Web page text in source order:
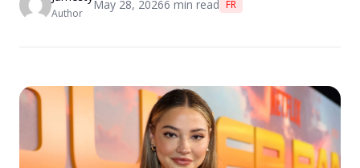
Author
May 28, 20266 min read FR